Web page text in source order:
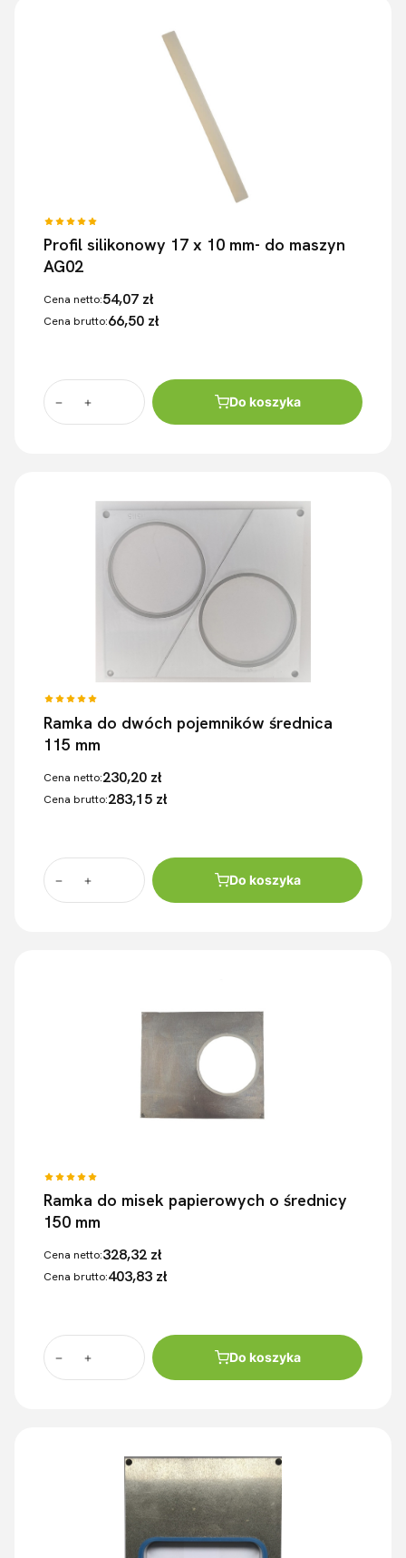
Profil silikonowy 17 x 10 mm- do maszyn
AG02
Cena netto:54,07 zł
Cena brutto:66,50 zł
Do koszyka
Ramka do dwóch pojemników średnica
115 mm
Cena netto:230,20 zł
Cena brutto:283,15 zł
Do koszyka
Ramka do misek papierowych o średnicy
150 mm
Cena netto:328,32 zł
Cena brutto:403,83 zł
Do koszyka